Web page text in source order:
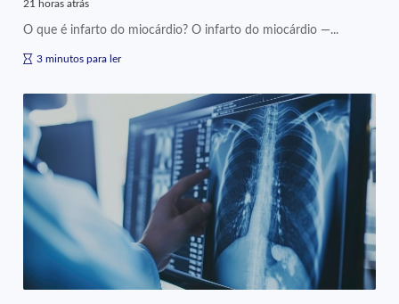
21 horas atrás
O que é infarto do miocárdio? O infarto do miocárdio —...
3 minutos para ler